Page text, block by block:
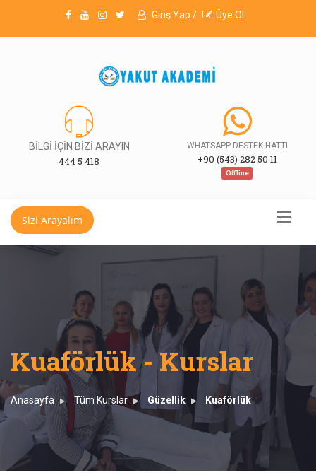
Giriş Yap / Üye Ol
BİLGİ İÇİN BİZİ ARAYIN
444 5 418
WHATSAPP DESTEK HATTI
+90 (543) 282 50 11
Offline
Sizi Arayalım
Kuaförlük - Kurslar
Anasayfa Tüm Kurslar Güzellik Kuaförlük